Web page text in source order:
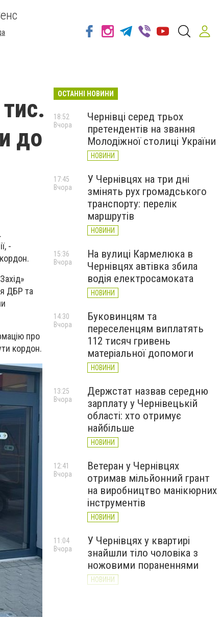
до
-
ДБР та
про
кордон.
ОСТАННІ НОВИНИ
Чернівці серед трьох
претендентів на звання
Молодіжної столиці України
НОВИНИ
18:52
Вчора
У Чернівцях на три дні
змінять рух громадського
транспорту: перелік
маршрутів
НОВИНИ
17:45
Вчора
На вулиці Кармелюка в
Чернівцях автівка збила
водія електросамоката
НОВИНИ
15:36
Вчора
Буковинцям та
переселенцям виплатять
112 тисяч гривень
матеріальної допомоги
НОВИНИ
14:30
Вчора
Держстат назвав середню
зарплату у Чернівецькій
області: хто отримує
найбільше
НОВИНИ
13:25
Вчора
Ветеран у Чернівцях
отримав мільйонний грант
на виробництво манікюрних
інструментів
НОВИНИ
12:41
Вчора
У Чернівцях у квартирі
знайшли тіло чоловіка з
ножовими пораненнями
НОВИНИ
11:04
Вчора